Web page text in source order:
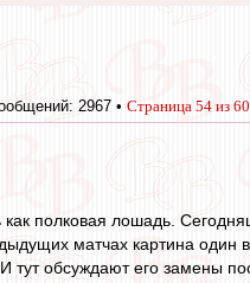
2967 • Страница 54 из 60
полковая лошадь.
матчах картина один
обсуждают его замены